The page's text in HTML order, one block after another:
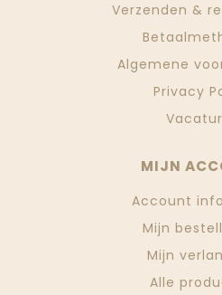
Verzenden &
Algemene
Privacy
MIJN
Account
Mijn
Mijn
Alle